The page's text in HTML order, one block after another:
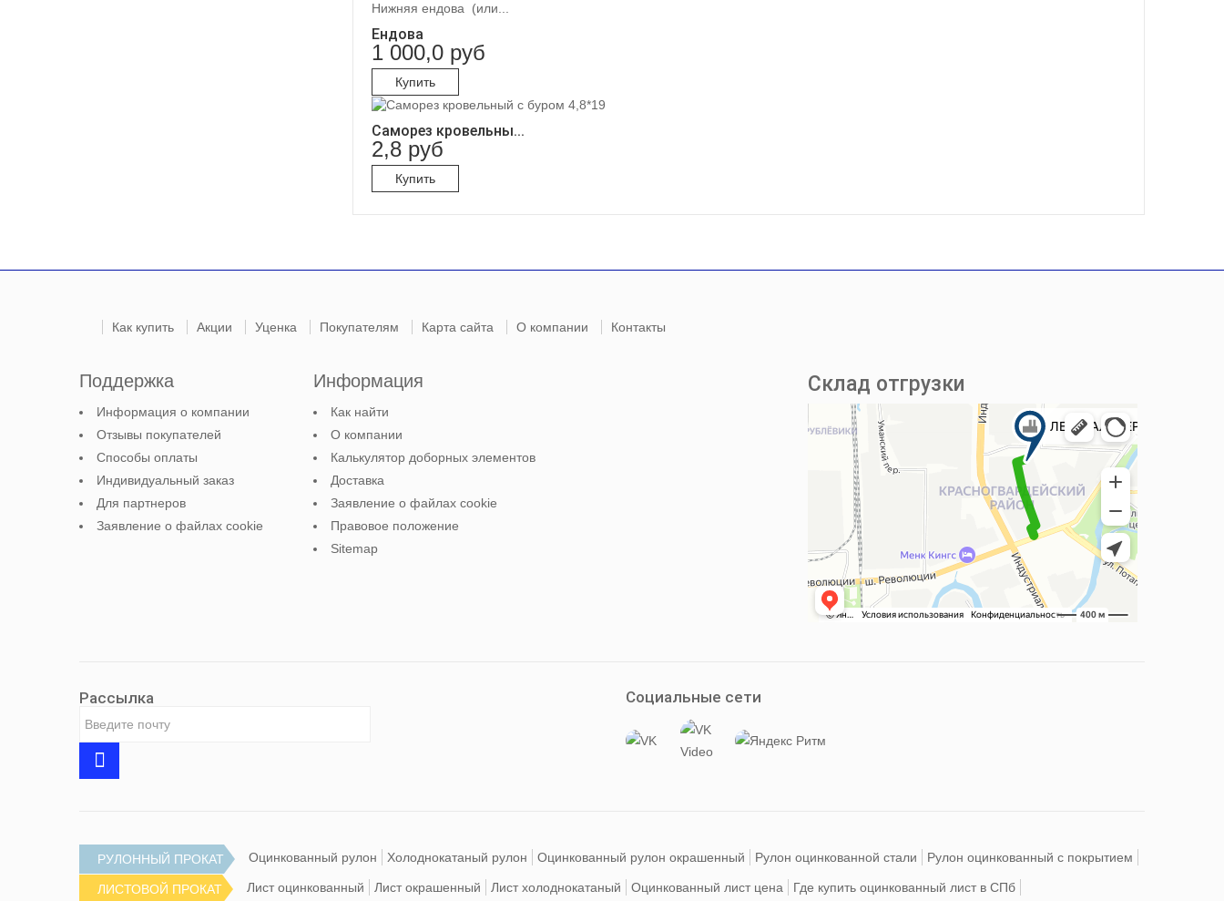
Нижняя ендова (или...
Ендова
1 000,0 руб
Купить
Саморез кровельны...
2,8 руб
Купить
Как купить Акции Уценка Покупателям Карта сайта О компании Контакты
Поддержка
Информация о компании
Отзывы покупателей
Способы оплаты
Индивидуальный заказ
Для партнеров
Заявление о файлах cookie
Информация
Как найти
О компании
Калькулятор доборных элементов
Доставка
Заявление о файлах cookie
Правовое положение
Sitemap
Склад отгрузки
Рассылка Социальные сети
РУЛОННЫЙ ПРОКАТ Оцинкованный рулон Холоднокатаный рулон Оцинкованный рулон окрашенный Рулон оцинкованной стали Рулон оцинкованный с покрытием
ЛИСТОВОЙ ПРОКАТ Лист оцинкованный Лист окрашенный Лист холоднокатаный Оцинкованный лист цена Где купить оцинкованный лист в СПб